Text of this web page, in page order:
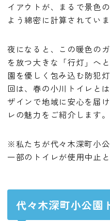
イアウトが、まるで景色
よう綿密に計算されていま
夜になると、この暖色の
を放つ大きな「行灯」へ
園を優しく包み込む防犯
回は、春の小川トイレと
ザインで地域に安心を届
レの魅力をご紹介します。
※私たちが代々木深町小公
一部のトイレが使用中止
代々木深町小公園